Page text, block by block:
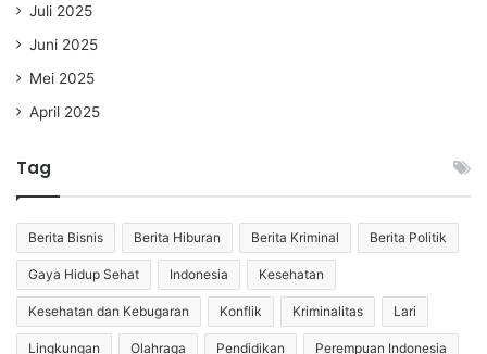
Juli 2025
Juni 2025
Mei 2025
April 2025
Tag
Berita Bisnis Berita Hiburan Berita Kriminal Berita Politik
Gaya Hidup Sehat Indonesia Kesehatan
Kesehatan dan Kebugaran Konflik Kriminalitas Lari
Lingkungan Olahraga Pendidikan Perempuan Indonesia